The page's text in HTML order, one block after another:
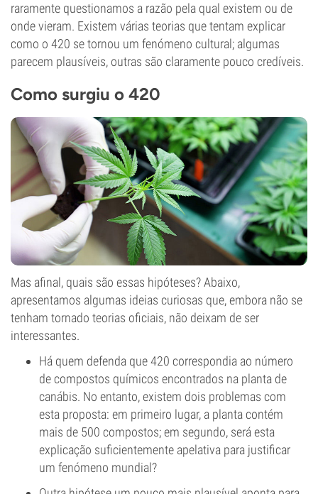
raramente questionamos a razão pela qual existem ou de
onde vieram. Existem várias teorias que tentam explicar
como o 420 se tornou um fenómeno cultural; algumas
parecem plausíveis, outras são claramente pouco credíveis.
Como surgiu o 420
Mas afinal, quais são essas hipóteses? Abaixo,
apresentamos algumas ideias curiosas que, embora não se
tenham tornado teorias oficiais, não deixam de ser
interessantes.
Há quem defenda que 420 correspondia ao número
de compostos químicos encontrados na planta de
canábis. No entanto, existem dois problemas com
esta proposta: em primeiro lugar, a planta contém
mais de 500 compostos; em segundo, será esta
explicação suficientemente apelativa para justificar
um fenómeno mundial?